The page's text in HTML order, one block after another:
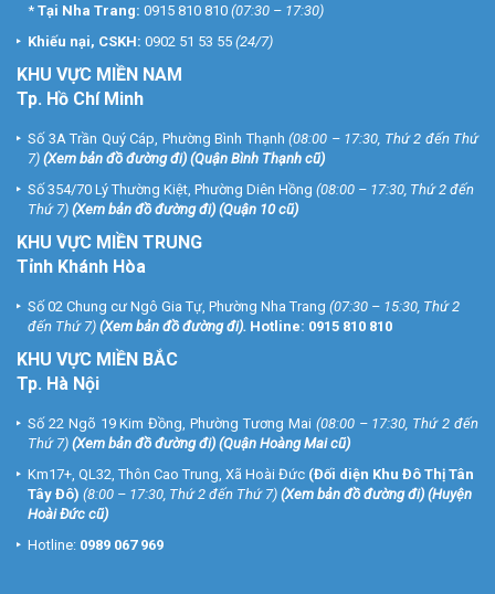
* Tại Nha Trang: 0915 810 810 (07:30 – 17:30)
Khiếu nại, CSKH: 0902 51 53 55 (24/7)
KHU VỰC MIỀN NAM
Tp. Hồ Chí Minh
Số 3A Trần Quý Cáp, Phường Bình Thạnh (08:00 – 17:30, Thứ 2 đến Thứ
7) (Xem bản đồ đường đi) (Quận Bình Thạnh cũ)
Số 354/70 Lý Thường Kiệt, Phường Diên Hồng (08:00 – 17:30, Thứ 2 đến
Thứ 7) (Xem bản đồ đường đi) (Quận 10 cũ)
KHU VỰC MIỀN TRUNG
Tỉnh Khánh Hòa
Số 02 Chung cư Ngô Gia Tự, Phường Nha Trang (07:30 – 15:30, Thứ 2
đến Thứ 7) (Xem bản đồ đường đi). Hotline: 0915 810 810
KHU VỰC MIỀN BẮC
Tp. Hà Nội
Số 22 Ngõ 19 Kim Đồng, Phường Tương Mai (08:00 – 17:30, Thứ 2 đến
Thứ 7) (Xem bản đồ đường đi) (Quận Hoàng Mai cũ)
Km17+, QL32, Thôn Cao Trung, Xã Hoài Đức (Đối diện Khu Đô Thị Tân
Tây Đô) (8:00 – 17:30, Thứ 2 đến Thứ 7) (Xem bản đồ đường đi) (Huyện
Hoài Đức cũ)
Hotline: 0989 067 969